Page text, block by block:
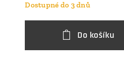
Dostupné do 3 dnů
Do košíku